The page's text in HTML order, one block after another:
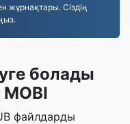
жұрнақтары. Сіздің
болады
MOBI
файлдарды